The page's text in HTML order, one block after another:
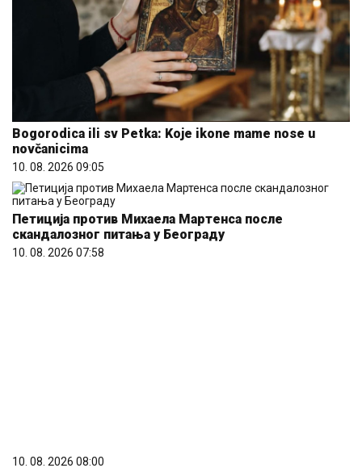
Петиција против Михаела Мартенса после
скандалозног питања у Београду
10. 08. 2026 07:58
10. 08. 2026 08:00